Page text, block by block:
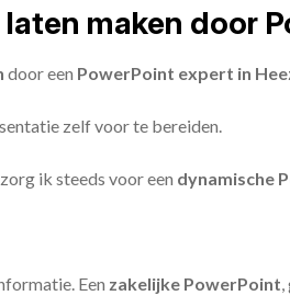
maken door
door een PowerPoint expert in
zelf voor te bereiden.
ik steeds voor een dynamische
Een zakelijke PowerPoint